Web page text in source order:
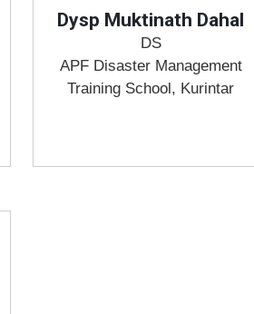
Dysp Muktinath Dahal
DS
APF Disaster Management
Training School, Kurintar